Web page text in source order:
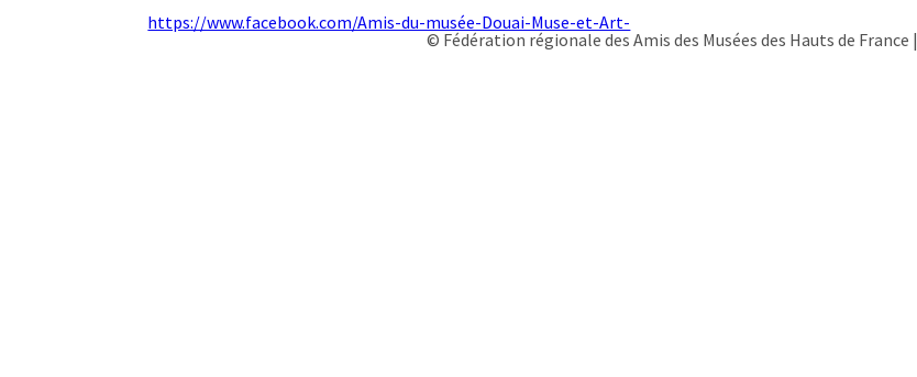
https://www.facebook.com/Amis-du-musée-Douai-Muse-et-Art-
© Fédération régionale des Amis des Musées des Hauts de France |